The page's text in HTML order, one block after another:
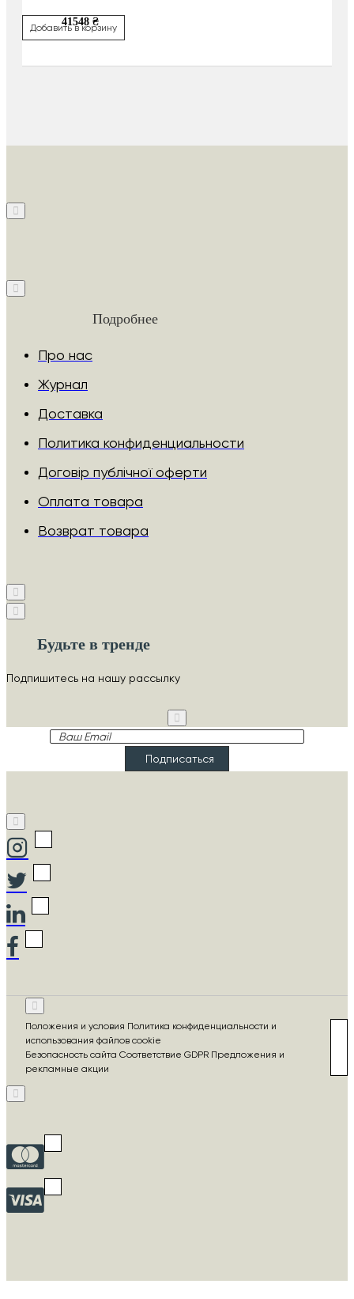
41548 ₴
Добавить в корзину
Подробнее
Про нас
Журнал
Доставка
Политика конфиденциальности
Договір публічної оферти
Оплата товара
Возврат товара
Будьте в тренде
Подпишитесь на нашу рассылку
Ваш
Подписаться
Положения и условия Политика конфиденциальности и
использования файлов cookie
Безопасность сайта Соответствие GDPR Предложения и
рекламные акции